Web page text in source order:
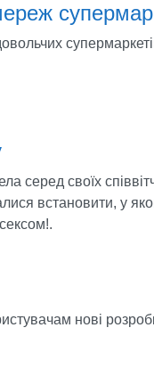
серед своїх
встановити, у
нові